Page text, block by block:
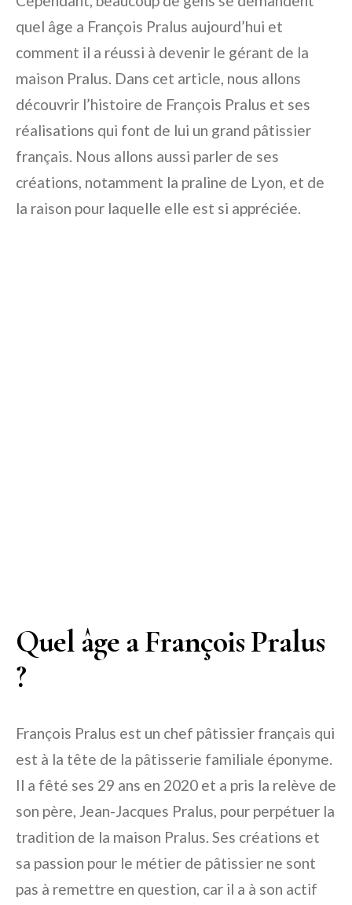
quel âge a François Pralus aujourd’hui et
comment il a réussi à devenir le gérant de la
maison Pralus. Dans cet article, nous allons
découvrir l’histoire de François Pralus et ses
réalisations qui font de lui un grand pâtissier
français. Nous allons aussi parler de ses
créations, notamment la praline de Lyon, et de
la raison pour laquelle elle est si appréciée.
Quel âge a François Pralus
?
François Pralus est un chef pâtissier français qui
est à la tête de la pâtisserie familiale éponyme.
Il a fêté ses 29 ans en 2020 et a pris la relève de
son père, Jean-Jacques Pralus, pour perpétuer la
tradition de la maison Pralus. Ses créations et
sa passion pour le métier de pâtissier ne sont
pas à remettre en question, car il a à son actif